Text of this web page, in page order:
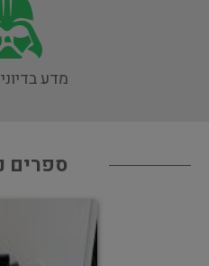
מדע
ספרים